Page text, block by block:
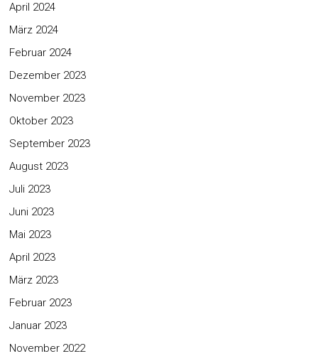
April 2024
März 2024
Februar 2024
Dezember 2023
November 2023
Oktober 2023
September 2023
August 2023
Juli 2023
Juni 2023
Mai 2023
April 2023
März 2023
Februar 2023
Januar 2023
November 2022